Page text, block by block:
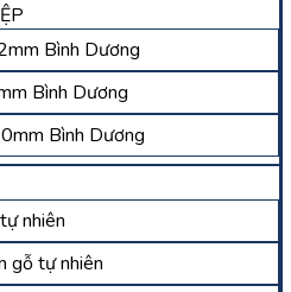
Bình Dương
Bình Dương
Bình Dương
nhiên
gỗ tự nhiên